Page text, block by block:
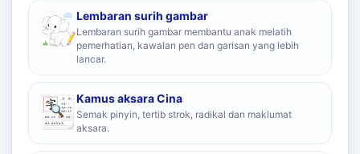
Lembaran surih gambar
Lembaran surih gambar membantu anak melatih
pemerhatian, kawalan pen dan garisan yang lebih
lancar.
Kamus aksara Cina
Semak pinyin, tertib strok, radikal dan maklumat
aksara.